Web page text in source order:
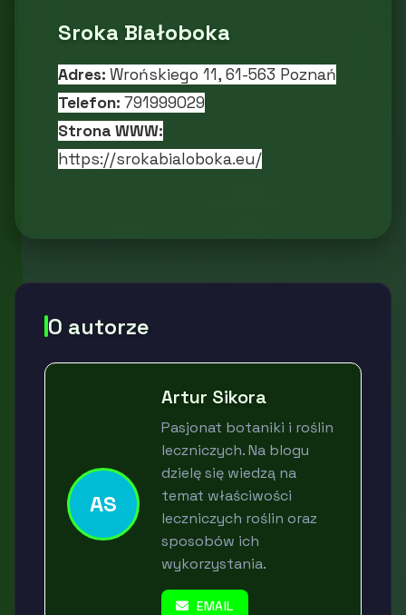
Sroka Białoboka
Adres: Wrońskiego 11, 61-563 Poznań
Telefon: 791999029
Strona WWW:
https://srokabialoboka.eu/
O autorze
AS
Artur Sikora
Pasjonat botaniki i roślin
leczniczych. Na blogu
dzielę się wiedzą na
temat właściwości
leczniczych roślin oraz
sposobów ich
wykorzystania.
EMAIL